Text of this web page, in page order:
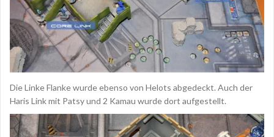
Die Linke Flanke wurde ebenso von Helots abgedeckt. Auch der
Haris Link mit Patsy und 2 Kamau wurde dort aufgestellt.